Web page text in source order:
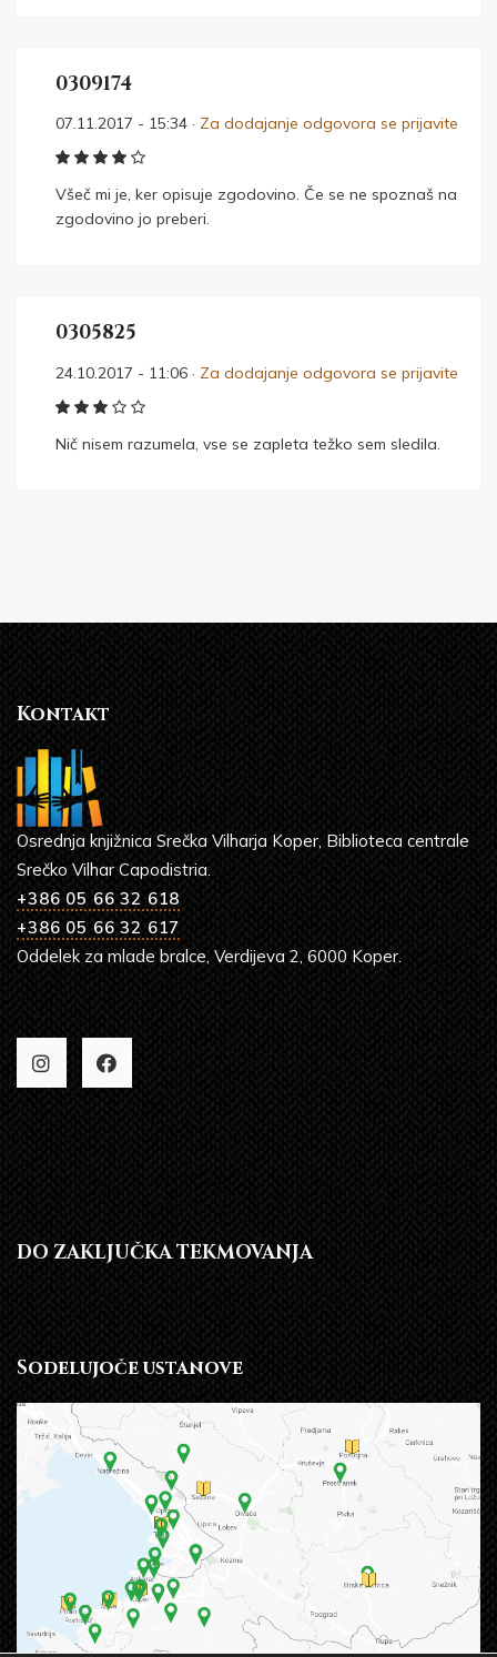
0309174
07.11.2017 - 15:34 · Za dodajanje odgovora se prijavite
Všeč mi je, ker opisuje zgodovino. Če se ne spoznaš na
zgodovino jo preberi.
0305825
24.10.2017 - 11:06 · Za dodajanje odgovora se prijavite
Nič nisem razumela, vse se zapleta težko sem sledila.
Kontakt
Osrednja knjižnica Srečka Vilharja Koper, Biblioteca centrale
Srečko Vilhar Capodistria.
+386 05 66 32 618
+386 05 66 32 617
Oddelek za mlade bralce, Verdijeva 2, 6000 Koper.
DO ZAKLJUČKA TEKMOVANJA
Sodelujoče ustanove